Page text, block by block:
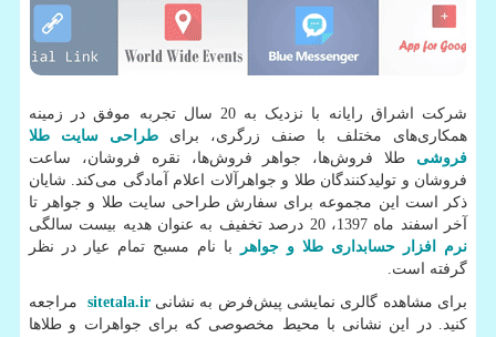
شرکت اشراق رایانه با نزدیک به 20 سال تجربه موفق در زمینه
همکاری‌های مختلف با صنف زرگری، برای طراحی سایت طلا
فروشی طلا فروش‌ها، جواهر فروش‌ها، نقره فروشان، ساعت
فروشان و تولیدکنندگان طلا و جواهرآلات اعلام آمادگی می‌کند. شایان
ذکر است این مجموعه برای سفارش طراحی سایت طلا و جواهر تا
آخر اسفند ماه 1397، 20 درصد تخفیف به عنوان هدیه بیست سالگی
نرم افزار حسابداری طلا و جواهر با نام مسبح تمام عیار در نظر
گرفته است.
برای مشاهده گالری نمایشی پیش‌فرض به نشانیsitetala.ir مراجعه
کنید. در این نشانی با محیط مخصوصی که برای جواهرات و طلاها